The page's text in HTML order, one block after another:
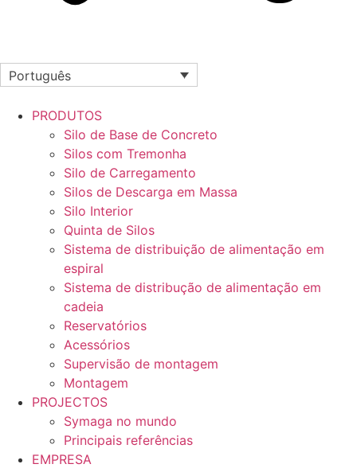
Português
PRODUTOS
Silo de Base de Concreto
Silos com Tremonha
Silo de Carregamento
Silos de Descarga em Massa
Silo Interior
Quinta de Silos
Sistema de distribuição de alimentação em
espiral
Sistema de distribução de alimentação em
cadeia
Reservatórios
Acessórios
Supervisão de montagem
Montagem
PROJECTOS
Symaga no mundo
Principais referências
EMPRESA